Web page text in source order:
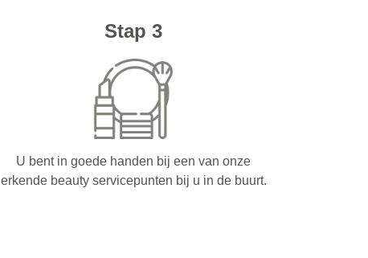
Stap 3
U bent in goede handen bij een van onze
erkende beauty servicepunten bij u in de buurt.